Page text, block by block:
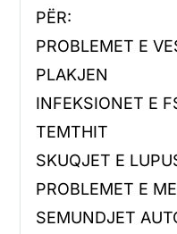
PËR:
PROBLEMET E
PLAKJEN
INFEKSIONET E
TEMTHIT
SKUQJET E
PROBLEMET E
SEMUNDJET